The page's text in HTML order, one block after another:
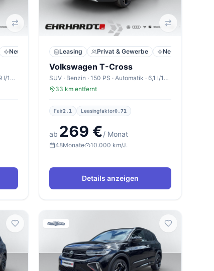
Neu
SUV · Benzin · 116 PS · Automatik · 5,9 l/100km
Leasing Privat & Gewerbe Neu
Volkswagen T-Cross
SUV · Benzin · 150 PS · Automatik · 6,1 l/100km
33 km entfernt
Fair2,1 Leasingfaktor0,71
ab 269 €/ Monat
48Monate 10.000 km/J.
Details anzeigen